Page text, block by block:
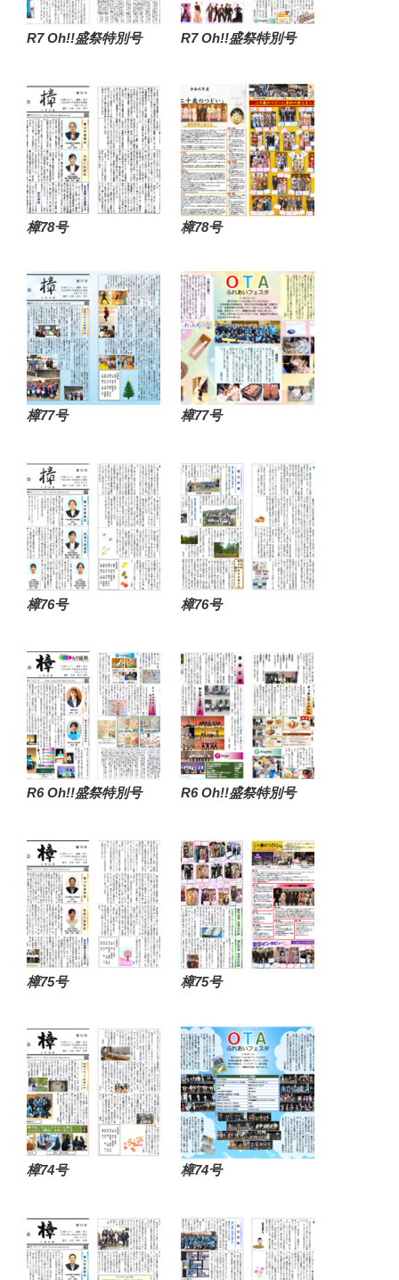
R7 Oh!!盛祭特別号 R7 Oh!!盛祭特別号
樟78号 樟78号
樟77号 樟77号
樟76号 樟76号
R6 Oh!!盛祭特別号 R6 Oh!!盛祭特別号
樟75号 樟75号
樟74号 樟74号